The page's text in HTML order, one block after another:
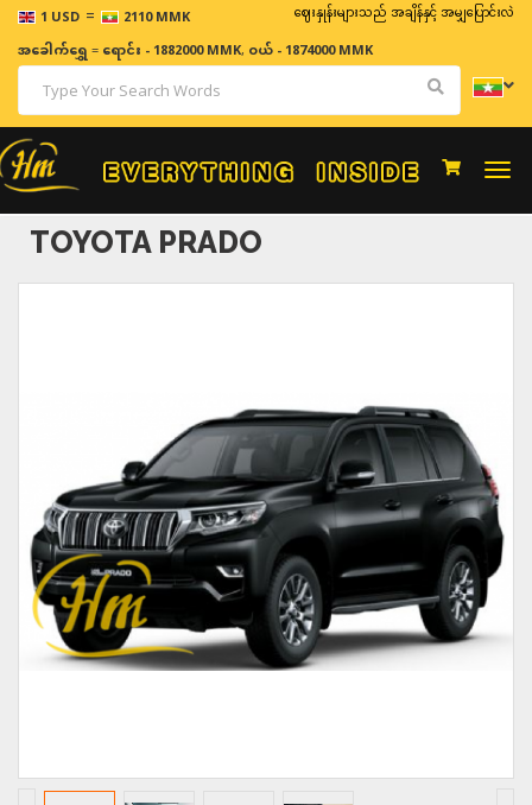
1 USD = 2110 MMK ဈေးနှုန်းများသည် အချိန်နှင့် အမျှပြောင်းလဲနိုင်သည်။
အခေါက်ရွှေ=ရောင်း - 1882000 MMK, ဝယ် - 1874000 MMK
TOYOTA PRADO